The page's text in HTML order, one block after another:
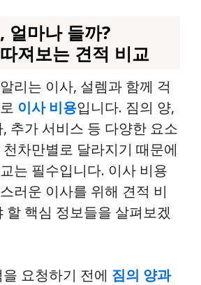
얼마나 들까?
져보는 견적 비교
리는 이사, 설렘과 함께 걱
이사 비용입니다. 짐의 양,
추가 서비스 등 다양한 요소
차만별로 달라지기 때문에
는 필수입니다. 이사 비용
러운 이사를 위해 견적 비
할 핵심 정보들을 살펴보겠
요청하기 전에 짐의 양과